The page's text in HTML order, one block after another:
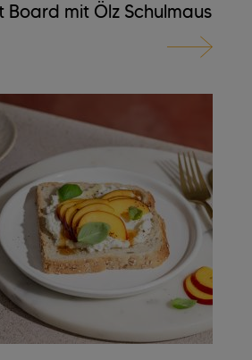
Board mit Ölz Schulmaus